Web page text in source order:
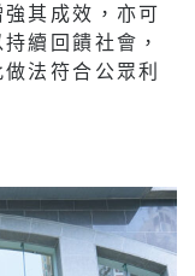
其成效，亦可
續回饋社會，
法符合公眾利